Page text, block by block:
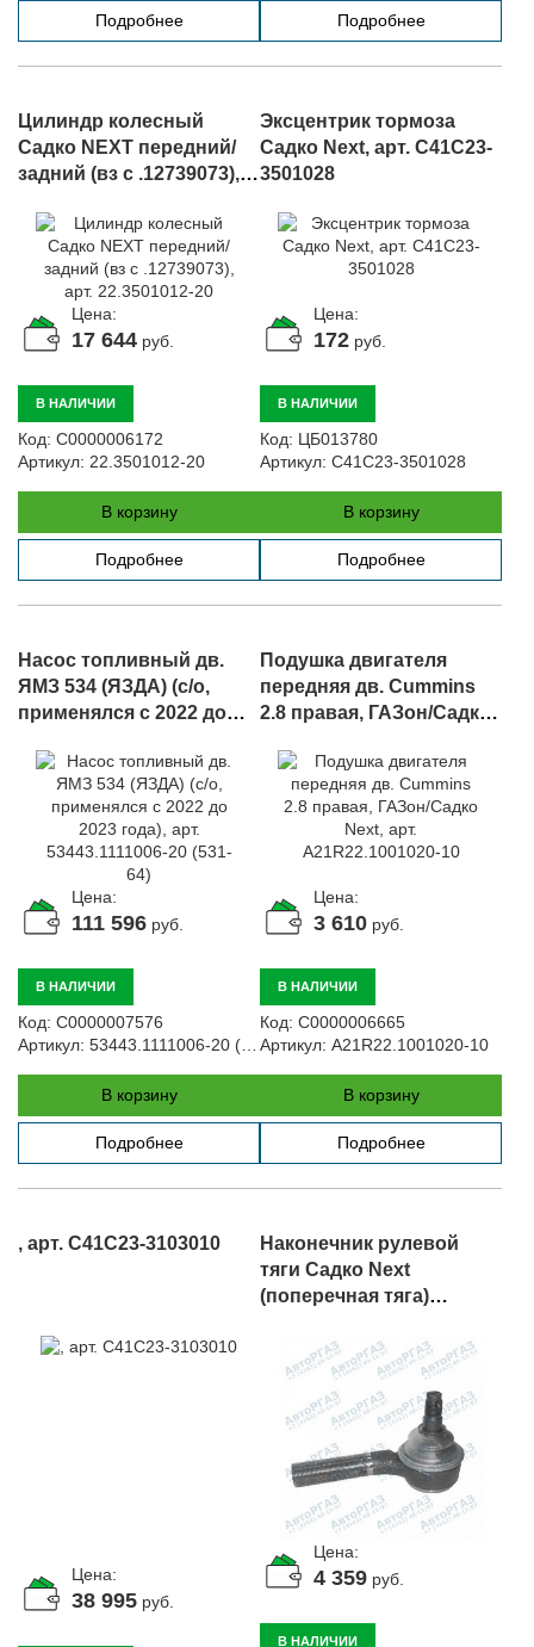
Подробнее Подробнее
Цилиндр колесный
Садко NEXT передний/
задний (вз с .12739073),
Цена:
17 644 руб.
В НАЛИЧИИ
Код: С0000006172
Артикул: 22.3501012-20
В корзину
Подробнее
Эксцентрик тормоза
Садко Next, арт. C41C23-
3501028
Цена:
172 руб.
В НАЛИЧИИ
Код: ЦБ013780
Артикул: C41C23-3501028
В корзину
Подробнее
Насос топливный дв.
ЯМЗ 534 (ЯЗДА) (с/о,
применялся с 2022 до
53443.1111006-20 (531-64)
Цена:
111 596 руб.
В НАЛИЧИИ
Код: С0000007576
Артикул: 53443.1111006-20 (531-64)
В корзину
Подробнее
Подушка двигателя
передняя дв. Cummins
2.8 правая, ГАЗон/Садко
A21R22.1001020-10
Цена:
3 610 руб.
В НАЛИЧИИ
Код: С0000006665
Артикул: A21R22.1001020-10
В корзину
Подробнее
, арт. C41C23-3103010
Цена:
38 995 руб.
Наконечник рулевой
тяги Садко Next
(поперечная тяга)
3414056
Цена:
4 359 руб.
В НАЛИЧИИ